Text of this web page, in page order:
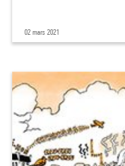
02 mars 2021